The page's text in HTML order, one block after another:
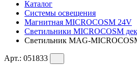
Каталог
Системы освещения
Магнитная MICROCOSM 24V
Светильники MICROCOSM
Светильник MAG-
Арт.: 051833